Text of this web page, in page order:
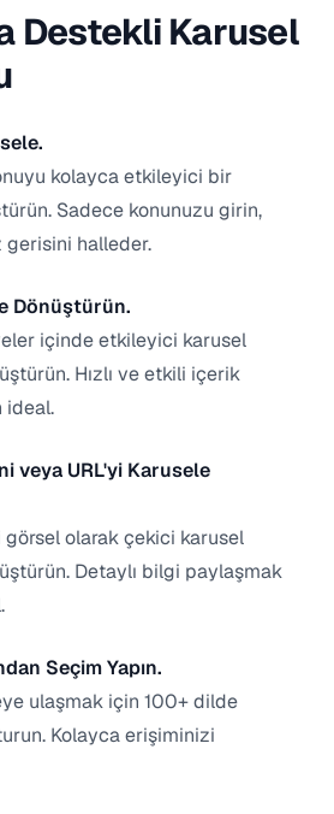
Destekli Karusel
kolayca etkileyici bir
Sadece konunuzu girin,
gerisini halleder.
Dönüştürün.
içinde etkileyici karusel
Hızlı ve etkili içerik
ideal.
veya URL'yi Karusele
görsel olarak çekici karusel
Detaylı bilgi paylaşmak
Seçim Yapın.
ulaşmak için 100+ dilde
Kolayca erişiminizi